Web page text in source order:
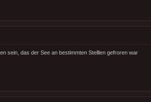
sein, das der See an bestimmten Stelllen gefroren war